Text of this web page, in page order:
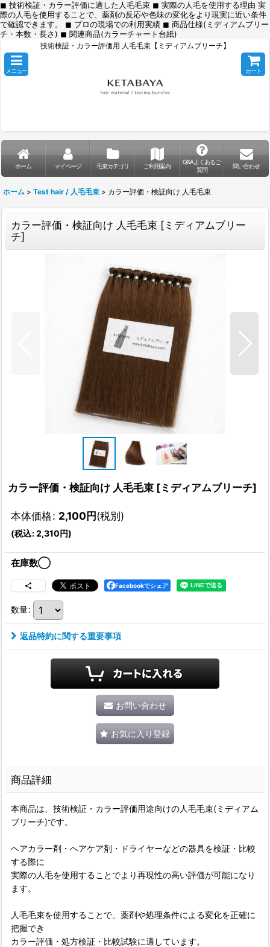
◼︎ 技術検証・カラー評価に適した人毛毛束 ◼︎ 実際の人毛を使用する理由 実
際の人毛を使用することで、薬剤の反応や色味の変化をより現実に近い条件
で確認できます。 ◼︎ プロの現場での利用実績 ◼︎ 商品仕様(ミディアムブリー
チ・本数・長さ) ◼︎ 関連商品(カラーチャート台紙)
技術検証・カラー評価用 人毛毛束【ミディアムブリーチ】
メニュー カート
ホーム マイページ 毛束カテゴリ ご利用案内
Q&Aよくあるご
質問
問い合わせ
ホーム > Test hair / 人毛毛束 > カラー評価・検証向け 人毛毛束
カラー評価・検証向け 人毛毛束 [ミディアムブリー
チ]
カラー評価・検証向け 人毛毛束 [ミディアムブリーチ]
本体価格: 2,100円(税別)
(税込:2,310円)
在庫数◯
Facebookでシェア
数量:
返品特約に関する重要事項
お問い合わせ
お気に入り登録
商品詳細
本商品は、技術検証・カラー評価用途向けの人毛毛束(ミディアム
ブリーチ)です。
ヘアカラー剤・ヘアケア剤・ドライヤーなどの器具を検証・比較
する際に
実際の人毛を使用することでより再現性の高い評価が可能になり
ます。
人毛毛束を使用することで、薬剤や処理条件による変化を正確に
把握でき
カラー評価・処方検証・比較試験に適しています。